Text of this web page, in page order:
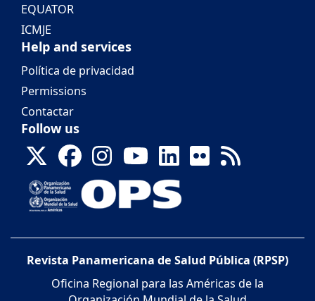
EQUATOR
ICMJE
Help and services
Política de privacidad
Permissions
Contactar
Follow us
Revista Panamericana de Salud Pública (RPSP)
Oficina Regional para las Américas de la